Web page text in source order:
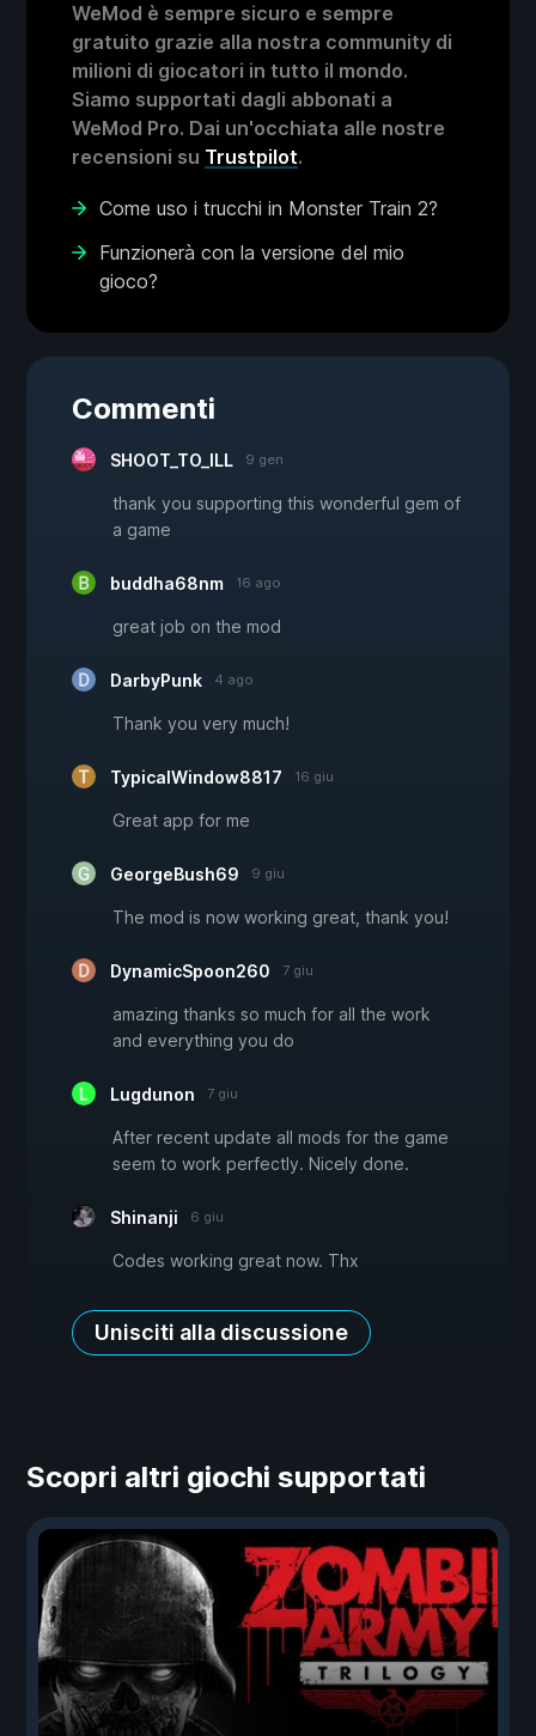
WeMod è sempre sicuro e sempre
gratuito grazie alla nostra community di
milioni di giocatori in tutto il mondo.
Siamo supportati dagli abbonati a
WeMod Pro. Dai un'occhiata alle nostre
recensioni su Trustpilot.
Come uso i trucchi in Monster Train 2?
Funzionerà con la versione del mio
gioco?
Commenti
SHOOT_TO_ILL 9 gen
thank you supporting this wonderful gem of
a game
buddha68nm 16 ago
great job on the mod
DarbyPunk 4 ago
Thank you very much!
TypicalWindow8817 16 giu
Great app for me
GeorgeBush69 9 giu
The mod is now working great, thank you!
DynamicSpoon260 7 giu
amazing thanks so much for all the work
and everything you do
Lugdunon 7 giu
After recent update all mods for the game
seem to work perfectly. Nicely done.
Shinanji 6 giu
Codes working great now. Thx
Unisciti alla discussione
Scopri altri giochi supportati